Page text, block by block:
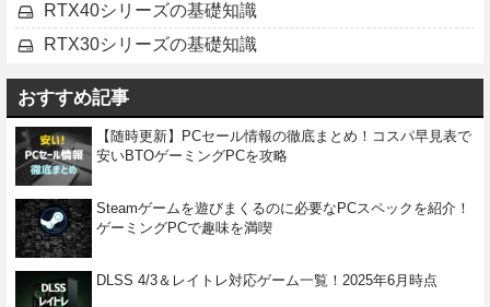
RTX40シリーズの基礎知識
RTX30シリーズの基礎知識
おすすめ記事
【随時更新】PCセール情報の徹底まとめ！コスパ早見表で
安いBTOゲーミングPCを攻略
Steamゲームを遊びまくるのに必要なPCスペックを紹介！
ゲーミングPCで趣味を満喫
DLSS 4/3＆レイトレ対応ゲーム一覧！2025年6月時点